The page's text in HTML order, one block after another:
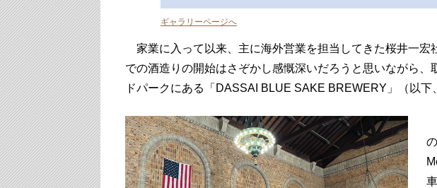
ギャラリーページへ
家業に入って以来、主に海外営業を担当してきた桜井一宏
での酒造りの開始はさぞかし感慨深いだろうと思いながら、
ドパークにある「DASSAI BLUE SAKE BREWERY」（以下